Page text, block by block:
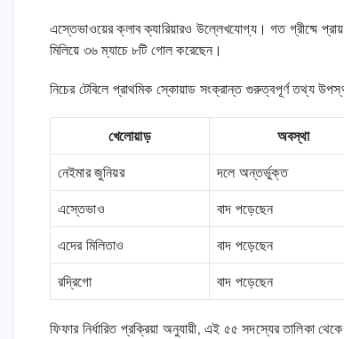
এস্তেভাওয়ের ক্লাব ক্যারিয়ারও উল্লেখযোগ্য। গত গ্রীষ্মে
মিলিয়ে ৩৬ ম্যাচে ৮টি গোল করেছেন।
নিচের টেবিলে প্রাথমিক স্কোয়াড সংক্রান্ত গুরুত্বপূর্ণ তথ্য
খেলোয়াড় অবস্থা
নেইমার জুনিয়র দলে অন্তর্ভুক্ত
এস্তেভাও বাদ পড়েছেন
এদের মিলিতাও বাদ পড়েছেন
রদ্রিগো বাদ পড়েছেন
ফিফার নির্ধারিত প্রক্রিয়া অনুযায়ী, এই ৫৫ সদস্যের তালিকা